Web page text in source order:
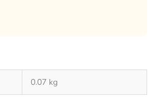
0.07 kg